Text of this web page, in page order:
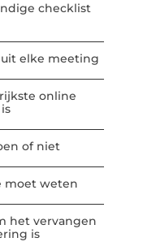
checklist
elke meeting
online
of niet
moet weten
het vervangen
is